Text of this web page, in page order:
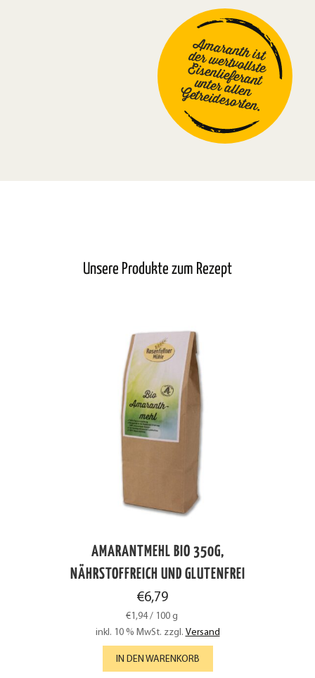
Amaranth ist
der wertvollste
Eisenlieferant
unter allen
Getreidesorten.
Unsere Produkte zum Rezept
AMARANTMEHL BIO 350G,
NÄHRSTOFFREICH UND GLUTENFREI
€6,79
€1,94/ 100 g
inkl. 10 % MwSt. zzgl. Versand
IN DEN WARENKORB